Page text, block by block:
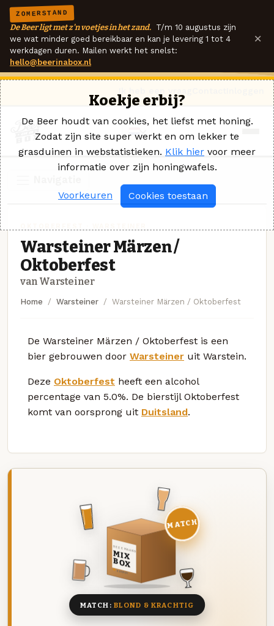
ZOMERSTAND
De Beer ligt met z'n voetjes in het zand. T/m 10 augustus zijn
we wat minder goed bereikbaar en kan je levering 1 tot 4
werkdagen duren. Mailen werkt het snelst:
hello@beerinabox.nl
×
Warsteiner Märzen /
Oktoberfest
van Warsteiner
Home Warsteiner Warsteiner Märzen / Oktoberfest
De Warsteiner Märzen / Oktoberfest is een
bier gebrouwen door Warsteiner uit Warstein.
Deze Oktoberfest heeft een alcohol
percentage van 5.0%. De bierstijl Oktoberfest
komt van oorsprong uit Duitsland.
DEZE MAAND
MIX
BOX
8 BIEREN
MATCH
MATCH: BLOND & KRACHTIG
Koekje erbij?
De Beer houdt van cookies, het liefst met honing.
Zodat zijn site super werkt en om lekker te
grasduinen in webstatistieken. Klik hier voor meer
informatie over zijn honingwafels.
Voorkeuren Cookies toestaan